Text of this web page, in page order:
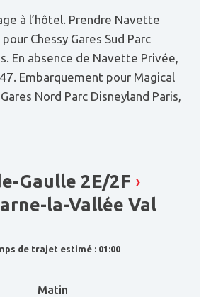
à l’hôtel. Prendre Navette
Chessy Gares Sud Parc
En absence de Navette Privée,
Embarquement pour Magical
Nord Parc Disneyland Paris,
Gaulle 2E/2F ›
la-Vallée Val
de trajet estimé : 01:00
Matin